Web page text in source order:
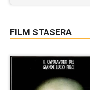
FILM STASERA